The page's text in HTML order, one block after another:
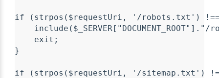
if (strpos($requestUri, '/robots.txt')
include($_SERVER["DOCUMENT_ROOT"]."/
    exit;
}
if (strpos($requestUri, '/sitemap.txt')